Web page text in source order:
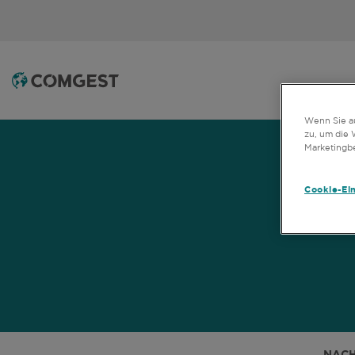
Wenn Sie
zu, um die
Cookie-